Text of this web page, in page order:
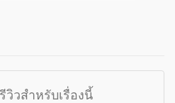
วิวสำหรับเรื่องนี้